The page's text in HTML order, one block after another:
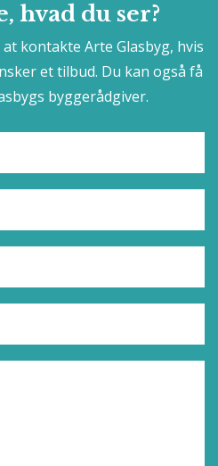
hvad du ser?
kontakte Arte Glasbyg, hvis
et tilbud. Du kan også få
byggerådgiver.